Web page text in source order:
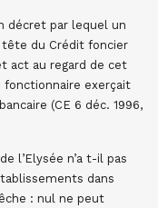
décret par lequel un
du Crédit foncier
act au regard de cet
fonctionnaire exerçait
(CE 6 déc. 1996,
l’Elysée n’a t-il pas
dans
: nul ne peut